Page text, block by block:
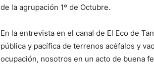
de la agrupación 1º de Octubre.
En la entrevista en el canal de El Eco de
pública y pacífica de terrenos acéfalos y
ocupación, nosotros en un acto de buena